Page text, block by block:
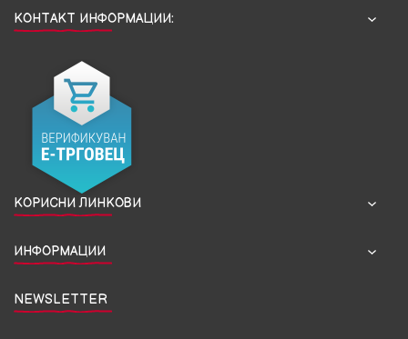
КОНТАКТ ИНФОРМАЦИИ:
КОРИСНИ ЛИНКОВИ
ИНФОРМАЦИИ
NEWSLETTER